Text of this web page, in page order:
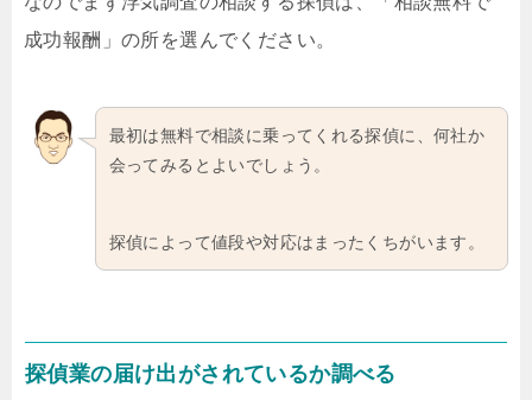
成功報酬」の所を選んでください。
最初は無料で相談に乗ってくれる探偵に、何社か
会ってみるとよいでしょう。
探偵によって値段や対応はまったくちがいます。
探偵業の届け出がされているか調べる